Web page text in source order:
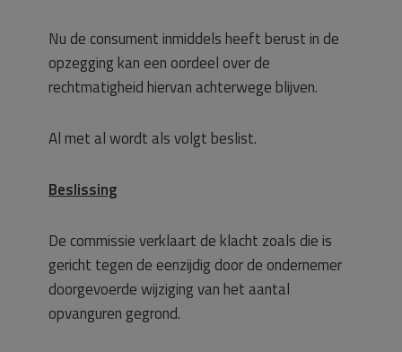
Nu de consument inmiddels heeft berust in de
opzegging kan een oordeel over de
rechtmatigheid hiervan achterwege blijven.
Al met al wordt als volgt beslist.
Beslissing
De commissie verklaart de klacht zoals die is
gericht tegen de eenzijdig door de ondernemer
doorgevoerde wijziging van het aantal
opvanguren gegrond.